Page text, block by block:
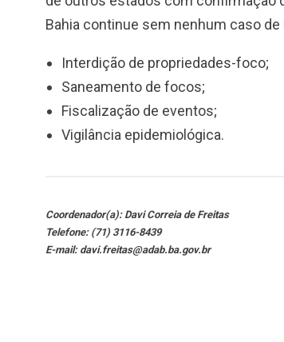
Bahia continue sem nenhum caso
Interdição de propriedades-foco;
Saneamento de focos;
Fiscalização de eventos;
Vigilância epidemiológica.
Coordenador(a): Davi Correia de Freitas
Telefone: (71) 3116-8439
E-mail: davi.freitas@adab.ba.gov.br